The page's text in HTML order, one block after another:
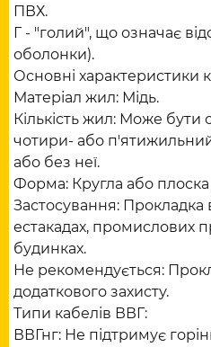
ПВХ.
Г - "голий", що означає
оболонки).
Основні характеристики
Матеріал жил: Мідь.
Кількість жил: Може бути
чотири- або
або без неї.
Форма: Кругла або
Застосування: Прокладка
естакадах, промислових
будинках.
Не рекомендується:
додаткового захисту.
Типи кабелів ВВГ:
ВВГнг: Не підтримує